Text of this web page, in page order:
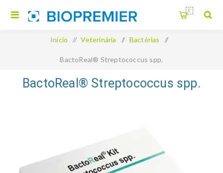
0
Início / Veterinária / Bactérias /
BactoReal® Streptococcus spp.
BactoReal® Streptococcus spp.